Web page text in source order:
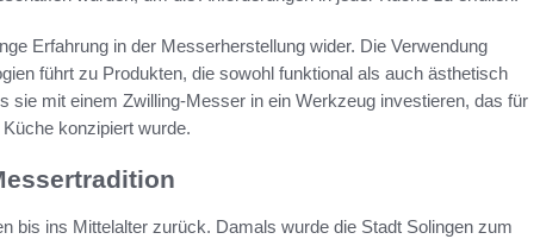
Erfahrung in der Messerherstellung wider. Die Verwendung
führt zu Produkten, die sowohl funktional als auch ästhetisch
sie mit einem Zwilling-Messer in ein Werkzeug investieren, das für
konzipiert wurde.
bis ins Mittelalter zurück. Damals wurde die Stadt Solingen zum